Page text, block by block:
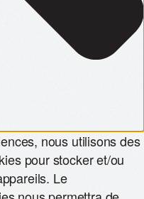
nous utilisons des
pour stocker et/ou
Le